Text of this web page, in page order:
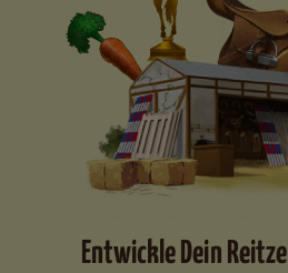
Entwickle Dein